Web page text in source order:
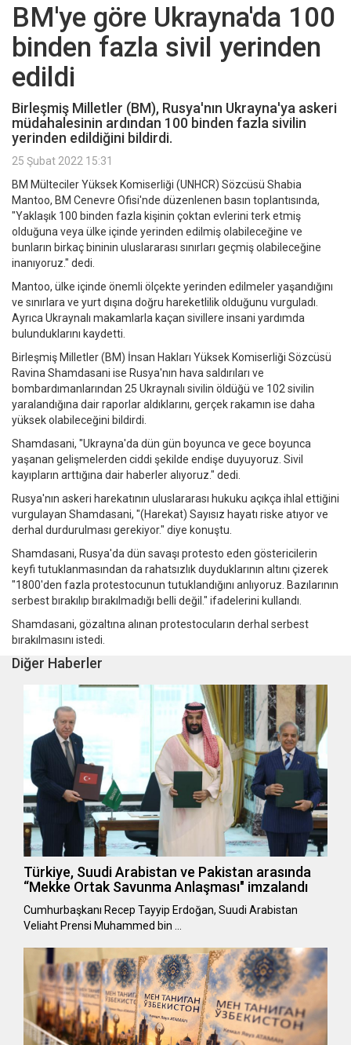
BM'ye göre Ukrayna'da 100
binden fazla sivil yerinden
edildi
Birleşmiş Milletler (BM), Rusya'nın Ukrayna'ya askeri
müdahalesinin ardından 100 binden fazla sivilin
yerinden edildiğini bildirdi.
25 Şubat 2022 15:31
BM Mülteciler Yüksek Komiserliği (UNHCR) Sözcüsü Shabia
Mantoo, BM Cenevre Ofisi'nde düzenlenen basın toplantısında,
"Yaklaşık 100 binden fazla kişinin çoktan evlerini terk etmiş
olduğuna veya ülke içinde yerinden edilmiş olabileceğine ve
bunların birkaç bininin uluslararası sınırları geçmiş olabileceğine
inanıyoruz." dedi.
Mantoo, ülke içinde önemli ölçekte yerinden edilmeler yaşandığını
ve sınırlara ve yurt dışına doğru hareketlilik olduğunu vurguladı.
Ayrıca Ukraynalı makamlarla kaçan sivillere insani yardımda
bulunduklarını kaydetti.
Birleşmiş Milletler (BM) İnsan Hakları Yüksek Komiserliği Sözcüsü
Ravina Shamdasani ise Rusya'nın hava saldırıları ve
bombardımanlarından 25 Ukraynalı sivilin öldüğü ve 102 sivilin
yaralandığına dair raporlar aldıklarını, gerçek rakamın ise daha
yüksek olabileceğini bildirdi.
Shamdasani, "Ukrayna'da dün gün boyunca ve gece boyunca
yaşanan gelişmelerden ciddi şekilde endişe duyuyoruz. Sivil
kayıpların arttığına dair haberler alıyoruz." dedi.
Rusya'nın askeri harekatının uluslararası hukuku açıkça ihlal ettiğini
vurgulayan Shamdasani, "(Harekat) Sayısız hayatı riske atıyor ve
derhal durdurulması gerekiyor." diye konuştu.
Shamdasani, Rusya'da dün savaşı protesto eden göstericilerin
keyfi tutuklanmasından da rahatsızlık duyduklarının altını çizerek
"1800'den fazla protestocunun tutuklandığını anlıyoruz. Bazılarının
serbest bırakılıp bırakılmadığı belli değil." ifadelerini kullandı.
Shamdasani, gözaltına alınan protestocuların derhal serbest
bırakılmasını istedi.
Diğer Haberler
Türkiye, Suudi Arabistan ve Pakistan arasında
“Mekke Ortak Savunma Anlaşması" imzalandı
Cumhurbaşkanı Recep Tayyip Erdoğan, Suudi Arabistan
Veliaht Prensi Muhammed bin …